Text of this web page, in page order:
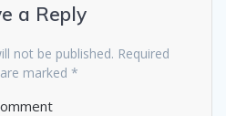
a Reply
not be published. Required
marked *